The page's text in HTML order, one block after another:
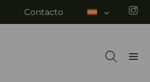
Contacto